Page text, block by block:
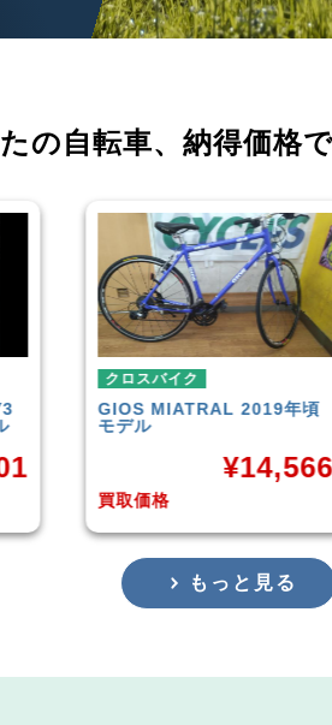
の自転車、 納得価格
クロスバイク
TREKFX3 Disc 2019年頃
モデル
買取価格
¥
もっと見る